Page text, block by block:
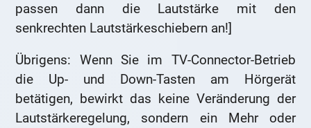
passen dann die Lautstärke mit den
senkrechten Lautstärkeschiebern an!]
Übrigens: Wenn Sie im TV-Connector-Betrieb
die Up- und Down-Tasten am Hörgerät
betätigen, bewirkt das keine Veränderung der
Lautstärkeregelung, sondern ein Mehr oder